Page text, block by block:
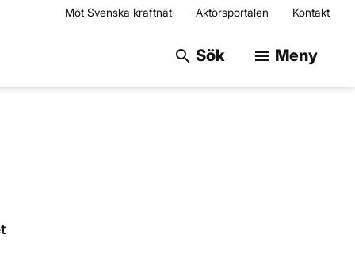
Möt Svenska kraftnät Aktörsportalen Kontakt
search Sök Sök på
menu Meny